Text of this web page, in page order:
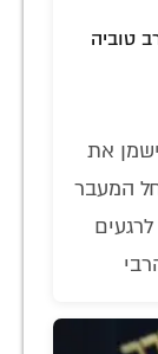
טוביה
את
המעבר